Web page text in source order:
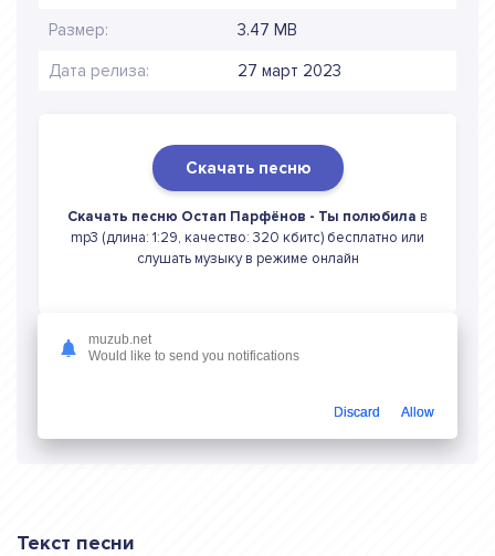
Размер: 3.47 MB
Дата релиза: 27 март 2023
Скачать песню
Скачать песню Остап Парфёнов - Ты полюбила в
mp3 (длина: 1:29, качество: 320 кбитс) бесплатно или
слушать музыку в режиме онлайн
Текст песни
muzub.net
Would like to send you notifications
Discard Allow